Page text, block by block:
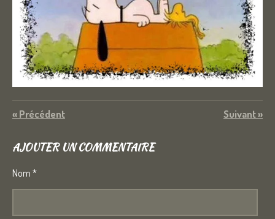
«Précédent Suivant»
AJOUTER UN COMMENTAIRE
Nom *